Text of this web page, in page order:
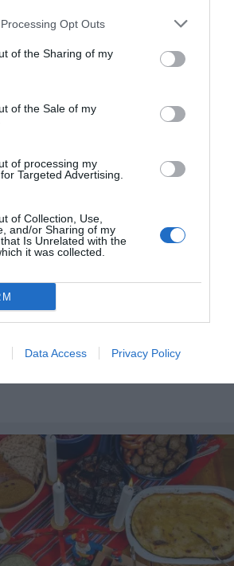
Opt Outs
of the Sharing of my
of the Sale of my
of processing my
Targeted Advertising.
of Collection, Use,
and/or Sharing of my
Is Unrelated with the
it was collected.
Data Access Privacy Policy
liknande:
finhackat kött av kalv smaksatt